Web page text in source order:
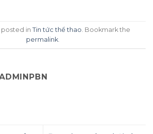
posted in Tin tức thể thao . Bookmark the
permalink